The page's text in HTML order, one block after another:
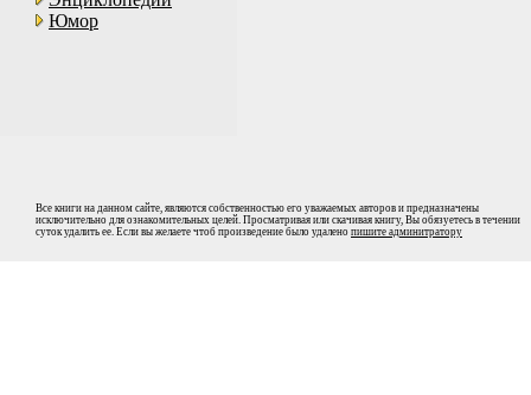
Юмор
Все книги на данном сайте, являются собственностью его уважаемых авторов и предназначены
исключительно для ознакомительных целей. Просматривая или скачивая книгу, Вы обязуетесь в течении
суток удалить ее. Если вы желаете чтоб произведение было удалено пишите админитратору